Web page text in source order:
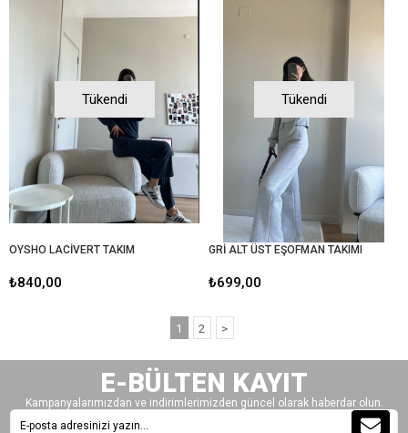
Tükendi
OYSHO LACİVERT TAKIM
₺840,00
Tükendi
GRİ ALT ÜST EŞOFMAN TAKIMI
₺699,00
1 2 >
E-BÜLTEN KAYIT
Kampanyalarımızdan ve indirimlerimizden güncel olarak haberdar olun.